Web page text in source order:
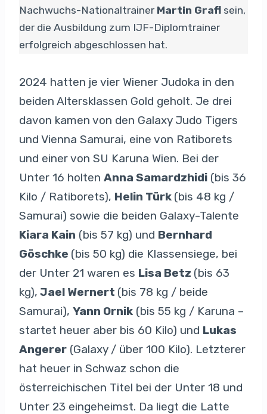
Nachwuchs-Nationaltrainer Martin Grafl sein,
der die Ausbildung zum IJF-Diplomtrainer
erfolgreich abgeschlossen hat.
2024 hatten je vier Wiener Judoka in den
beiden Altersklassen Gold geholt. Je drei
davon kamen von den Galaxy Judo Tigers
und Vienna Samurai, eine von Ratiborets
und einer von SU Karuna Wien. Bei der
Unter 16 holten Anna Samardzhidi (bis 36
Kilo / Ratiborets), Helin Türk (bis 48 kg /
Samurai) sowie die beiden Galaxy-Talente
Kiara Kain (bis 57 kg) und Bernhard
Göschke (bis 50 kg) die Klassensiege, bei
der Unter 21 waren es Lisa Betz (bis 63
kg), Jael Wernert (bis 78 kg / beide
Samurai), Yann Ornik (bis 55 kg / Karuna –
startet heuer aber bis 60 Kilo) und Lukas
Angerer (Galaxy / über 100 Kilo). Letzterer
hat heuer in Schwaz schon die
österreichischen Titel bei der Unter 18 und
Unter 23 eingeheimst. Da liegt die Latte